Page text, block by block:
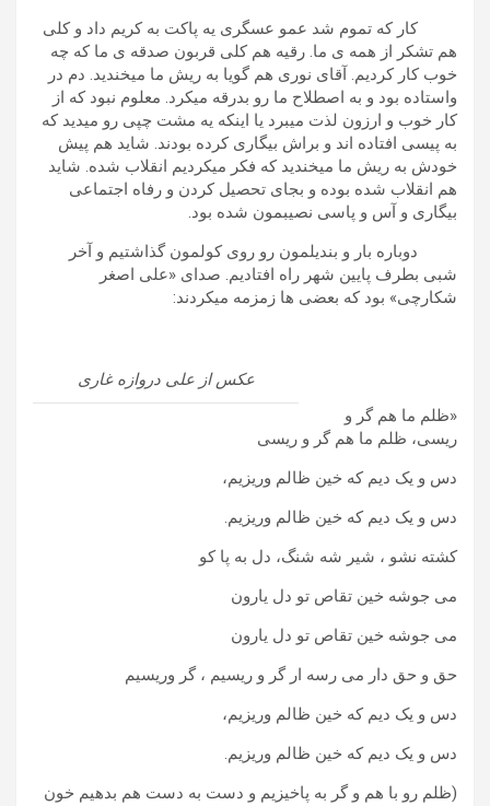
کار که تموم شد عمو عسگری یه پاکت به کریم داد و کلی
هم تشکر از همه ی ما. رقیه هم کلی قربون صدقه ی ما که چه
خوب کار کردیم. آقای نوری هم گویا به ریش ما میخندید. دم در
واستاده بود و به اصطلاح ما رو بدرقه میکرد. معلوم نبود که از
کار خوب و ارزون لذت میبرد یا اینکه یه مشت چپی رو میدید که
به پیسی افتاده اند و براش بیگاری کرده بودند. شاید هم پیش
خودش به ریش ما میخندید که فکر میکردیم انقلاب شده. شاید
هم انقلاب شده بوده و بجای تحصیل کردن و رفاه اجتماعی
بیگاری و آس و پاسی نصیبمون شده بود.
دوباره بار و بندیلمون رو روی کولمون گذاشتیم و آخر
شبی بطرف پایین شهر راه افتادیم. صدای «علی اصغر
شکارچی» بود که بعضی ها زمزمه میکردند:
عکس از علی دروازه غاری
«ظلم ما هم گر و
ریسی، ظلم ما هم گر و ریسی
دس و یک دیم که خین ظالم وریزیم،
دس و یک دیم که خین ظالم وریزیم.
کشته نشو ، شیر شه شنگ، دل به پا کو
می جوشه خین تقاص تو دل یارون
می جوشه خین تقاص تو دل یارون
حق و حق دار می رسه ار گر و ریسیم ، گر وریسیم
دس و یک دیم که خین ظالم وریزیم،
دس و یک دیم که خین ظالم وریزیم.
(ظلم رو با هم و گر به پاخیزیم و دست به دست هم بدهیم خون